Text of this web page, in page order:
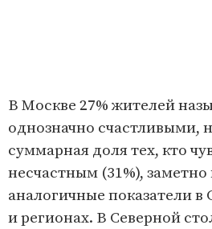
В Москве 27% жителей
однозначно счастливыми,
суммарная доля тех, кто
несчастным (31%),
аналогичные показатели в
и регионах. В Северной